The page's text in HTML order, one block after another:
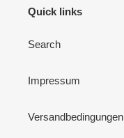
Quick links
Search
Impressum
Versandbedingungen